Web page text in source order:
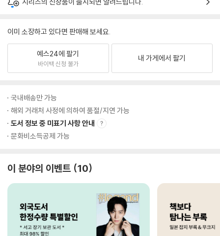
이미 소장하고 있다면 판매해 보세요.
예스24에 팔기
바이백 신청 불가
내 가게에서 팔기
국내배송만 가능
해외 거래처 사정에 의하여 품절/지연 가능
도서 정보 중 미표기 사항 안내
문화비소득공제 가능
이 분야의 이벤트 10